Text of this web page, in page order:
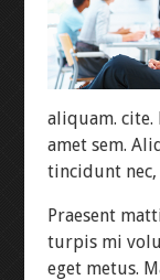
GUZZI
MV
aliquam. cite.
amet sem.
tincidunt nec,
Praesent
turpis mi
eget metus.